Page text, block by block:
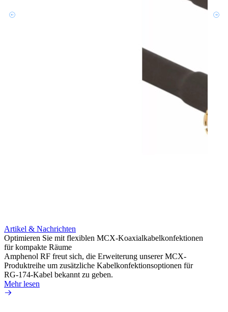
Artikel & Nachrichten
Optimieren Sie mit flexiblen MCX-Koaxialkabelkonfektionen
für kompakte Räume
Amphenol RF freut sich, die Erweiterung unserer MCX-
Produktreihe um zusätzliche Kabelkonfektionsoptionen für
RG-174-Kabel bekannt zu geben.
Mehr lesen